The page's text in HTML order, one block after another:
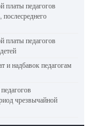
платы педагогов
послесреднего
платы педагогов
и надбавок педагогам
чрезвычайной